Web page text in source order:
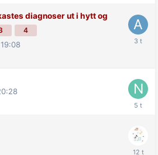
diagnoser ut i hytt og
4